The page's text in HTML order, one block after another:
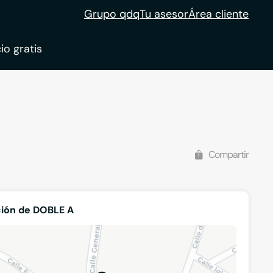
Grupo qdqTu asesorÁrea cliente
gratis
Compartir
de DOBLE A